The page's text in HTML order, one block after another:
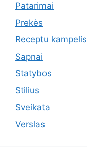
Patarimai
Prekės
Receptu kampelis
Sapnai
Statybos
Stilius
Sveikata
Verslas